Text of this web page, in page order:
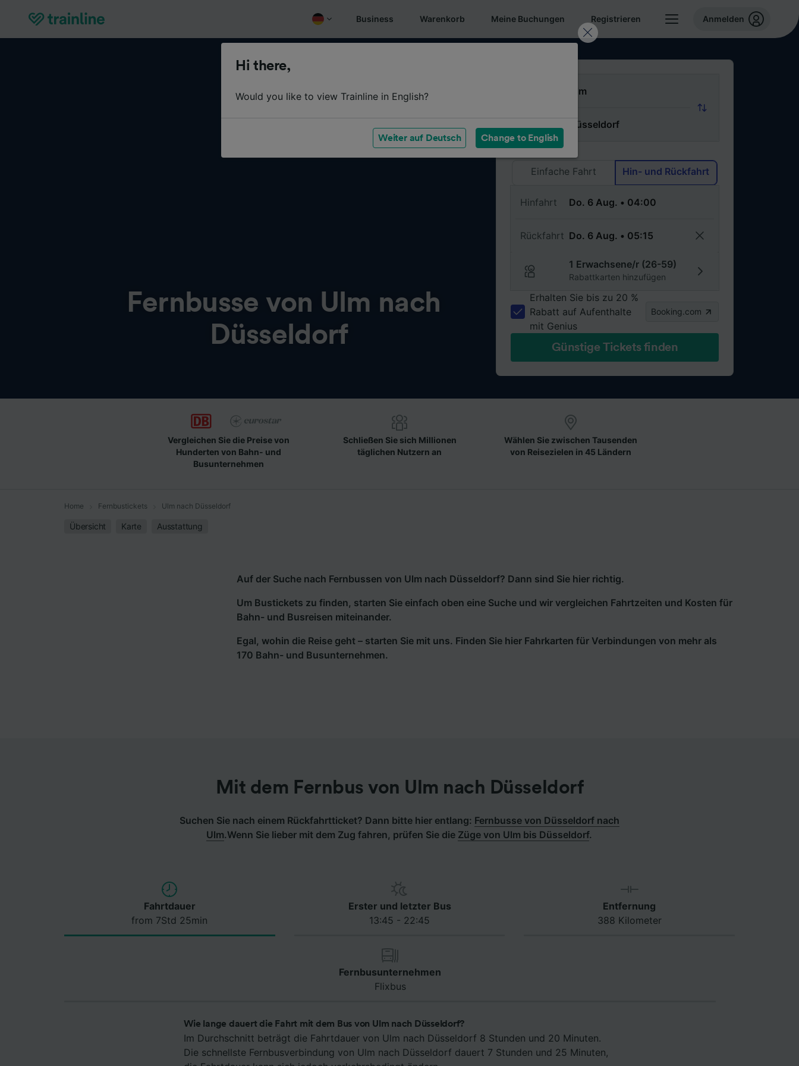
Business Warenkorb Meine Buchungen Registrieren Anmelden
Fernbusse von Ulm nach
Düsseldorf
Via
Einfache Fahrt
Hin- und Rückfahrt
Hinfahrt
Rückfahrt
1 Erwachsene/r (26-59)
Rabattkarten hinzufügen
Erhalten Sie bis zu 20 %
Rabatt auf Aufenthalte
mit Genius
Booking.com
Günstige Tickets finden
Vergleichen Sie die Preise von
Hunderten von Bahn- und
Busunternehmen
Schließen Sie sich Millionen
täglichen Nutzern an
Wählen Sie zwischen Tausenden
von Reisezielen in 45 Ländern
Home Fernbustickets Ulm nach Düsseldorf
Übersicht Karte Ausstattung
Auf der Suche nach Fernbussen von Ulm nach Düsseldorf? Dann sind Sie hier richtig.
Um Bustickets zu finden, starten Sie einfach oben eine Suche und wir vergleichen Fahrtzeiten und Kosten für
Bahn- und Busreisen miteinander.
Egal, wohin die Reise geht – starten Sie mit uns. Finden Sie hier Fahrkarten für Verbindungen von mehr als
170 Bahn- und Busunternehmen.
Mit dem Fernbus von Ulm nach Düsseldorf
Suchen Sie nach einem Rückfahrtticket? Dann bitte hier entlang: Fernbusse von Düsseldorf nach
Ulm.Wenn Sie lieber mit dem Zug fahren, prüfen Sie die Züge von Ulm bis Düsseldorf.
Fahrtdauer
from 7Std 25min
Erster und letzter Bus
13:45 - 22:45
Entfernung
388 Kilometer
Fernbusunternehmen
Flixbus
Wie lange dauert die Fahrt mit dem Bus von Ulm nach Düsseldorf?
Im Durchschnitt beträgt die Fahrtdauer von Ulm nach Düsseldorf 8 Stunden und 20 Minuten.
Die schnellste Fernbusverbindung von Ulm nach Düsseldorf dauert 7 Stunden und 25 Minuten,
Hi there,
Would you like to view Trainline in English?
Weiter auf Deutsch Change to English